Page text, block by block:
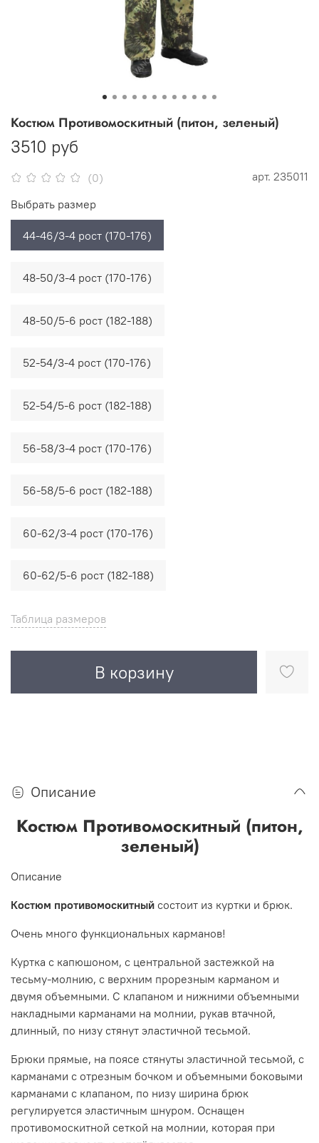
(0) арт. 235011
Костюм Противомоскитный (питон, зеленый)
3510 руб
Таблица размеров
В корзину
Выбрать размер
44-46/3-4 рост (170-176)
48-50/3-4 рост (170-176)
48-50/5-6 рост (182-188)
52-54/3-4 рост (170-176)
52-54/5-6 рост (182-188)
56-58/3-4 рост (170-176)
56-58/5-6 рост (182-188)
60-62/3-4 рост (170-176)
60-62/5-6 рост (182-188)
Описание
Костюм Противомоскитный (питон,
зеленый)
Описание
Костюм противомоскитный состоит из куртки и брюк.
Очень много функциональных карманов!
Куртка с капюшоном, с центральной застежкой на
тесьму-молнию, с верхним прорезным карманом и
двумя объемными. С клапаном и нижними объемными
накладными карманами на молнии, рукав втачной,
длинный, по низу стянут эластичной тесьмой.
Брюки прямые, на поясе стянуты эластичной тесьмой, с
карманами с отрезным бочком и объемными боковыми
карманами с клапаном, по низу ширина брюк
регулируется эластичным шнуром. Оснащен
противомоскитной сеткой на молнии, которая при